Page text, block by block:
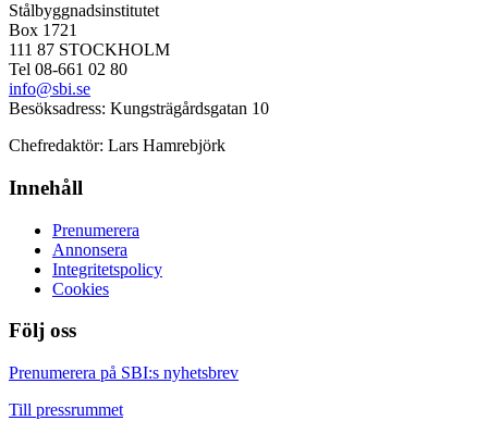
Stålbyggnadsinstitutet
Box 1721
111 87 STOCKHOLM
Tel 08-661 02 80
info@sbi.se
Besöksadress: Kungsträgårdsgatan 10
Chefredaktör: Lars Hamrebjörk
Innehåll
Prenumerera
Annonsera
Integritetspolicy
Cookies
Följ oss
Facebook
LinkedIn
YouTube
Prenumerera på SBI:s nyhetsbrev
Till pressrummet